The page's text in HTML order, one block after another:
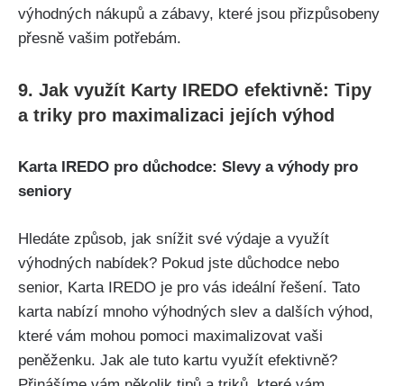
výhodných nákupů a zábavy, které jsou přizpůsobeny
přesně vašim potřebám.
9. Jak využít Karty IREDO efektivně: Tipy
a triky pro maximalizaci jejích výhod
Karta IREDO pro důchodce: Slevy a výhody pro
seniory
Hledáte způsob, jak snížit své výdaje a využít
výhodných nabídek? Pokud jste důchodce nebo
senior, Karta IREDO je pro vás ideální řešení. Tato
karta nabízí mnoho výhodných slev a dalších výhod,
které vám mohou pomoci maximalizovat vaši
peněženku. Jak ale tuto kartu využít efektivně?